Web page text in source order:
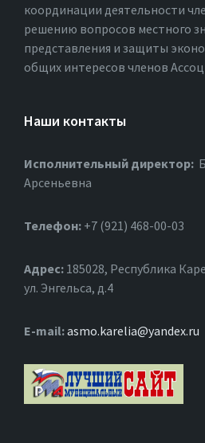
координации деятельности
решению вопросов местного
представления и защиты
общих интересов членов
Наши контакты
Исполнительный директор:
Арсеньевна
Телефон: +7 (921) 468-00-03
Адрес: 185028, Республика
ул. Энгельса, д.4
Е-mail:asmo.karelia@yandex.ru